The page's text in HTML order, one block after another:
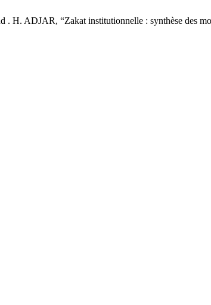
ADJAR, “Zakat institutionnelle : synthèse des